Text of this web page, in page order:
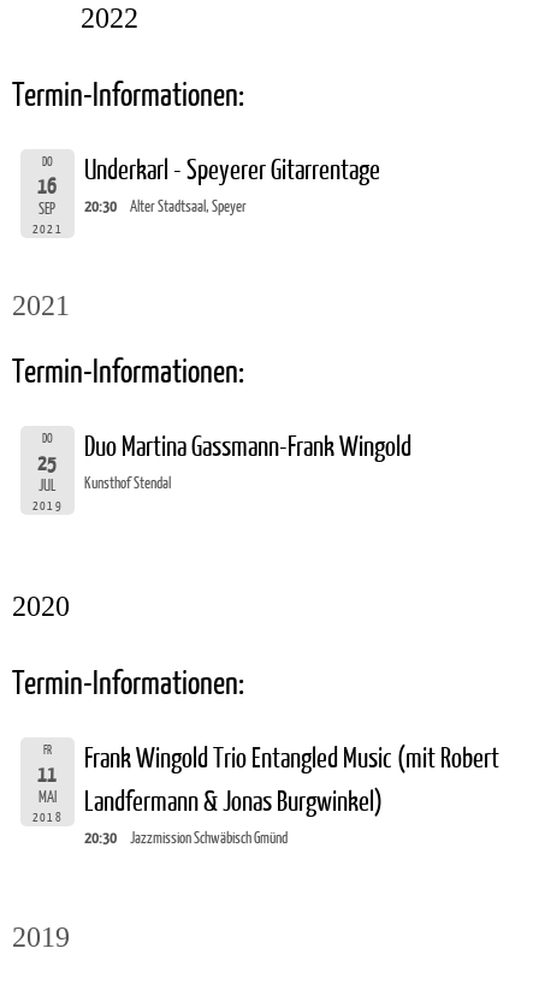
2022
Termin-Informationen:
DO
16
SEP
2021
Underkarl - Speyerer Gitarrentage
20:30 Alter Stadtsaal, Speyer
2021
Termin-Informationen:
DO
25
JUL
2019
Duo Martina Gassmann-Frank Wingold
Kunsthof Stendal
2020
Termin-Informationen:
FR
11
MAI
2018
Frank Wingold Trio Entangled Music (mit Robert
Landfermann & Jonas Burgwinkel)
20:30 Jazzmission Schwäbisch Gmünd
2019